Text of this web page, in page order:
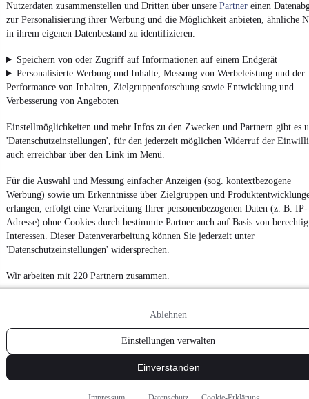
Nutzerdaten zusammenstellen und Dritten über unsere Partner einen
zur Personalisierung ihrer Werbung und die Möglichkeit anbieten, ähnliche
in ihrem eigenen Datenbestand zu identifizieren.
Speichern von oder Zugriff auf Informationen auf einem Endgerät
Personalisierte Werbung und Inhalte, Messung von Werbeleistung und der
Performance von Inhalten, Zielgruppenforschung sowie Entwicklung und
Verbesserung von Angeboten
Einstellmöglichkeiten und mehr Infos zu den Zwecken und Partnern gibt es
'Datenschutzeinstellungen', für den jederzeit möglichen Widerruf der
auch erreichbar über den Link im Menü.
Für die Auswahl und Messung einfacher Anzeigen (sog. kontextbezogene
Werbung) sowie um Erkenntnisse über Zielgruppen und
erlangen, erfolgt eine Verarbeitung Ihrer personenbezogenen Daten (z. B. IP-
Adresse) ohne Cookies durch bestimmte Partner auch auf Basis von
Interessen. Dieser Datenverarbeitung können Sie jederzeit unter
'Datenschutzeinstellungen' widersprechen.
Wir arbeiten mit 220 Partnern zusammen.
Ablehnen
Einstellungen verwalten
Einverstanden
Powered by
Von Opel Gebrauchtwagen über Opel Leasing
: Autos bei
mobile.de finden